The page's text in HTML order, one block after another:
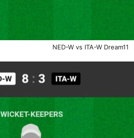
NED-W vs ITA-W Dream11